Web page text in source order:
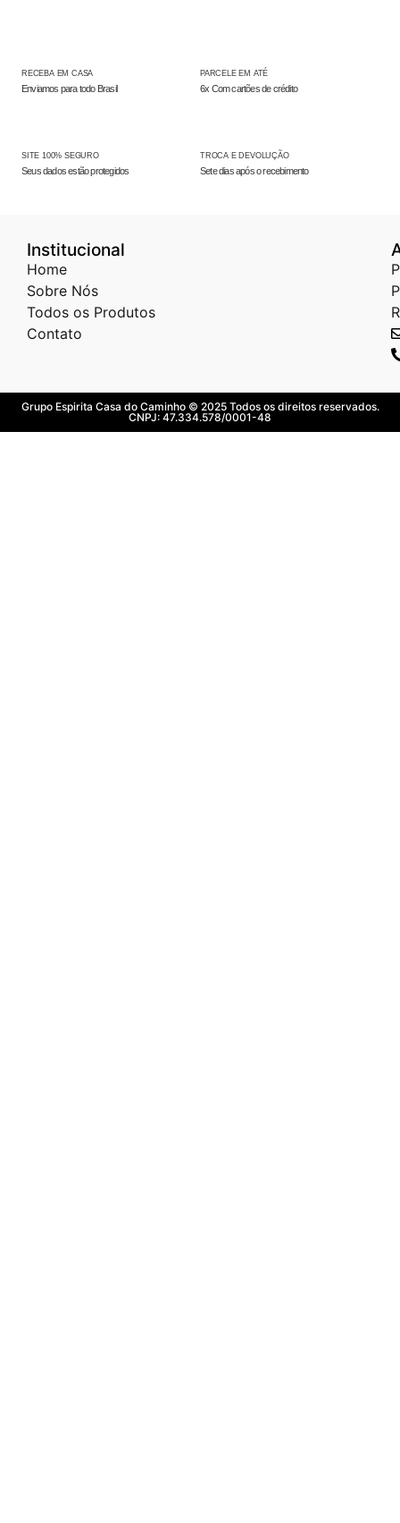
RECEBA EM CASA
Enviamos para todo Brasil
PARCELE EM ATÉ
6x Com cartões de crédito
SITE 100% SEGURO
Seus dados estão protegidos
TROCA E DEVOLUÇÃO
Sete dias após o recebimento
Institucional
Home
Sobre Nós
Todos os Produtos
Contato
Grupo Espirita Casa do Caminho © 2025 Todos os direitos reservados.
CNPJ: 47.334.578/0001-48